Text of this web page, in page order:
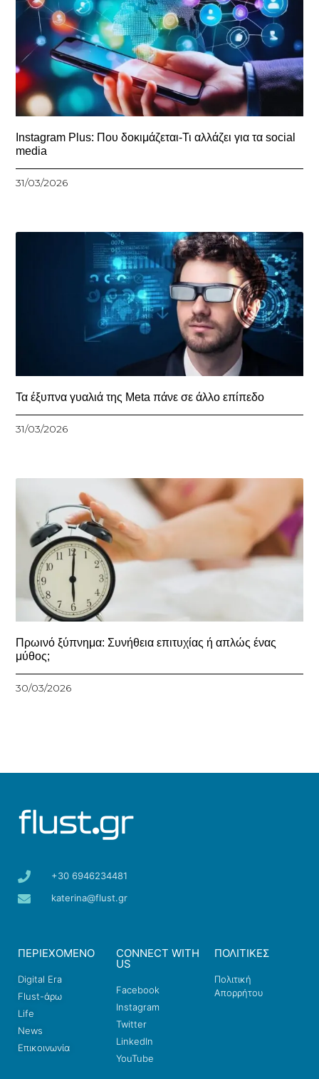
Instagram Plus: Που δοκιμάζεται-Τι αλλάζει για τα social
media
31/03/2026
Τα έξυπνα γυαλιά της Meta πάνε σε άλλο επίπεδο
31/03/2026
Πρωινό ξύπνημα: Συνήθεια επιτυχίας ή απλώς ένας
μύθος;
30/03/2026
+30 6946234481
katerina@flust.gr
ΠΕΡΙΕΧΟΜΕΝΟ
Digital Era
Flust-άρω
Life
News
Επικοινωνία
CONNECT WITH
US
Facebook
Instagram
Twitter
LinkedIn
YouTube
ΠΟΛΙΤΙΚΕΣ
Πολιτική
Απορρήτου